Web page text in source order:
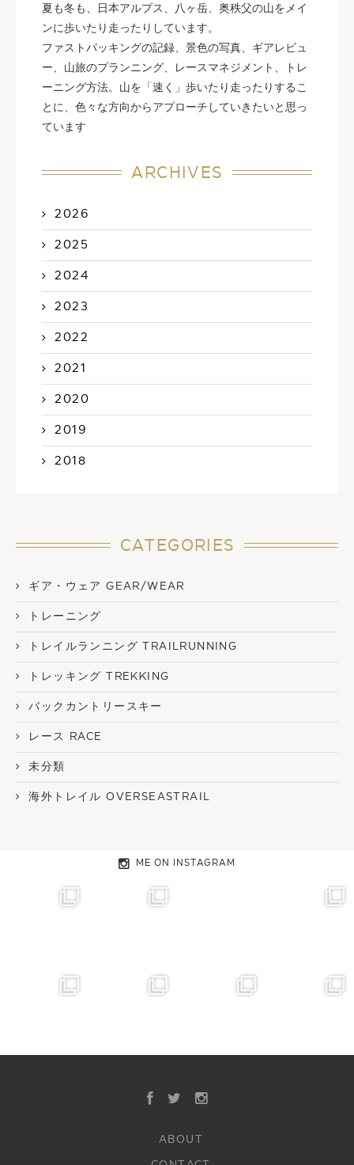
夏も冬も、日本アルプス、八ヶ岳、奥秩父の山をメイ
ンに歩いたり走ったりしています。
ファストパッキングの記録、景色の写真、ギアレビュ
ー、山旅のプランニング、レースマネジメント、トレ
ーニング方法。山を「速く」歩いたり走ったりするこ
とに、色々な方向からアプローチしていきたいと思っ
ています
ARCHIVES
2026
2025
2024
2023
2022
2021
2020
2019
2018
CATEGORIES
ギア・ウェア GEAR/WEAR
トレーニング
トレイルランニング TRAILRUNNING
トレッキング TREKKING
バックカントリースキー
レース RACE
未分類
海外トレイル OVERSEASTRAIL
ME ON INSTAGRAM
ABOUT